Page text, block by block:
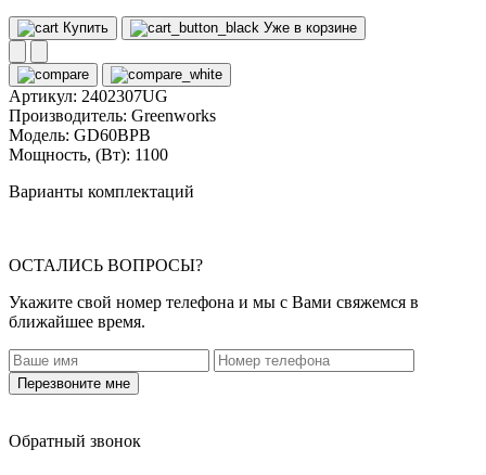
Купить Уже в корзине
Артикул: 2402307UG
Производитель: Greenworks
Модель: GD60BPB
Мощность, (Вт): 1100
Варианты комплектаций
ОСТАЛИСЬ ВОПРОСЫ?
Укажите свой номер телефона и мы с Вами свяжемся в
ближайшее время.
Перезвоните мне
Обратный звонок